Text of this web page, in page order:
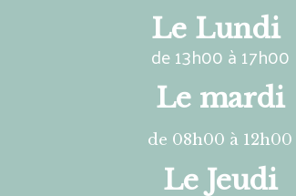
Le Lundi
de 13h00 à 17h00
Le mardi
de 08h00 à 12h00
Le Jeudi